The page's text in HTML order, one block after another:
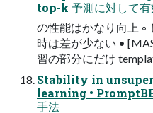
top-k 予測に対して
の性能はかなり向上 ◦
時は差が少ない •
習の部分にだけ
Stability in
learning •
手法